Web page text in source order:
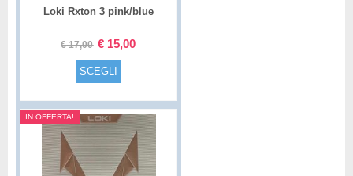
Loki Rxton 3 pink/blue
€17,00 € 15,00
SCEGLI
IN OFFERTA!